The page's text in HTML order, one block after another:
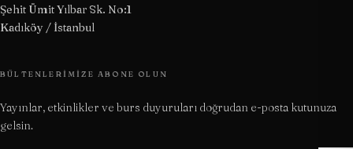
Şehit Ümit Yılbar Sk. No:1
Kadıköy / İstanbul
BÜLTENLERIMIZE ABONE OLUN
Yayınlar, etkinlikler ve burs duyuruları doğrudan e-posta kutunuza
gelsin.